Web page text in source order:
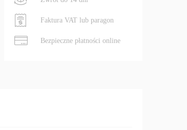
Faktura VAT lub paragon
Bezpieczne płatności online